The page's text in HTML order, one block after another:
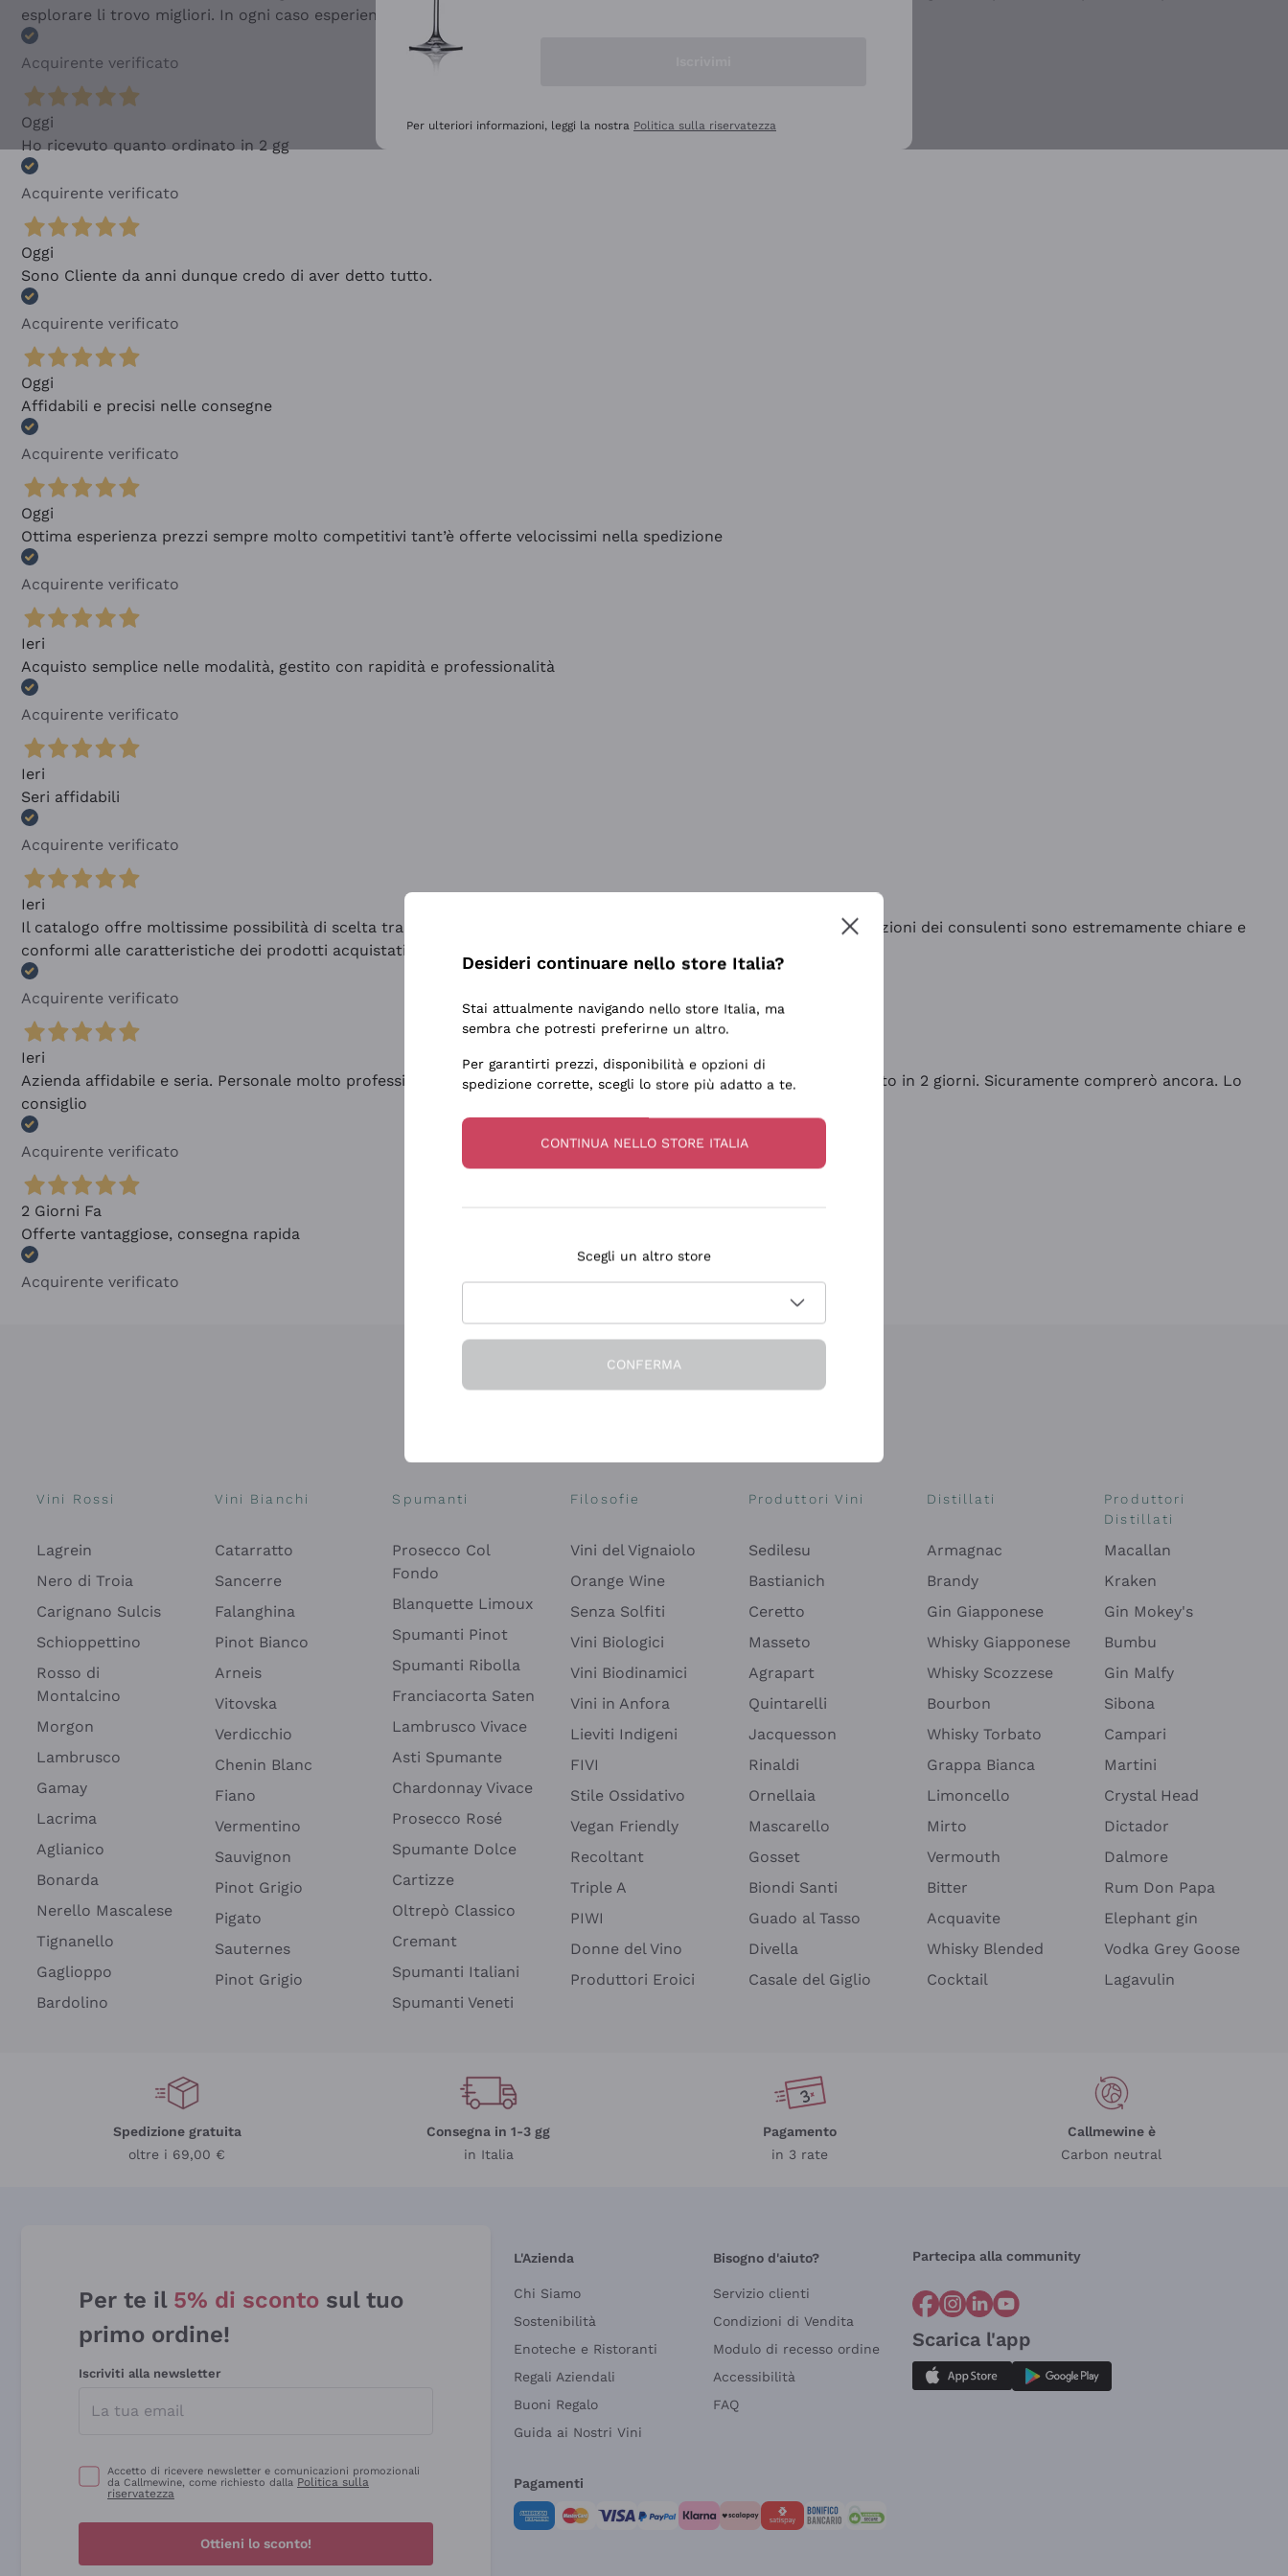
esplorare li trovo migliori. In ogni caso esperienza buona e lo consiglio! 👍
Acquirente verificato
Oggi
Ho ricevuto quanto ordinato in 2 gg
Acquirente verificato
Oggi
Sono Cliente da anni dunque credo di aver detto tutto.
Acquirente verificato
Oggi
Affidabili e precisi nelle consegne
Acquirente verificato
Oggi
Ottima esperienza prezzi sempre molto competitivi tant’è offerte velocissimi nella spedizione
Acquirente verificato
Ieri
Acquisto semplice nelle modalità, gestito con rapidità e professionalità
Acquirente verificato
Ieri
Seri affidabili
Acquirente verificato
Ieri
Il catalogo offre moltissime possibilità di scelta tra tanti prodotti diversi e con un ampio range di prezzo. Le indicazioni dei consulenti sono estremamente chiare e
conformi alle caratteristiche dei prodotti acquistati
Acquirente verificato
Ieri
Azienda affidabile e seria. Personale molto professionale e preparato. Vini ben confezionati e protetti. Pacco arrivato in 2 giorni. Sicuramente comprerò ancora. Lo
consiglio
Acquirente verificato
2 Giorni Fa
Offerte vantaggiose, consegna rapida
Acquirente verificato
Vini Rossi
Lagrein
Nero di Troia
Carignano Sulcis
Schioppettino
Rosso di
Montalcino
Morgon
Lambrusco
Gamay
Lacrima
Aglianico
Bonarda
Nerello Mascalese
Tignanello
Gaglioppo
Bardolino
Vini Bianchi
Catarratto
Sancerre
Falanghina
Pinot Bianco
Arneis
Vitovska
Verdicchio
Chenin Blanc
Fiano
Vermentino
Sauvignon
Pinot Grigio
Pigato
Sauternes
Pinot Grigio
Spumanti
Prosecco Col
Fondo
Blanquette Limoux
Spumanti Pinot
Spumanti Ribolla
Franciacorta Saten
Lambrusco Vivace
Asti Spumante
Chardonnay Vivace
Prosecco Rosé
Spumante Dolce
Cartizze
Oltrepò Classico
Cremant
Spumanti Italiani
Spumanti Veneti
Filosofie
Vini del Vignaiolo
Orange Wine
Senza Solfiti
Vini Biologici
Vini Biodinamici
Vini in Anfora
Lieviti Indigeni
FIVI
Stile Ossidativo
Vegan Friendly
Recoltant
Triple A
PIWI
Donne del Vino
Produttori Eroici
Produttori Vini
Sedilesu
Bastianich
Ceretto
Masseto
Agrapart
Quintarelli
Jacquesson
Rinaldi
Ornellaia
Mascarello
Gosset
Biondi Santi
Guado al Tasso
Divella
Casale del Giglio
Distillati
Armagnac
Brandy
Gin Giapponese
Whisky Giapponese
Whisky Scozzese
Bourbon
Whisky Torbato
Grappa Bianca
Limoncello
Mirto
Vermouth
Bitter
Acquavite
Whisky Blended
Cocktail
Produttori
Distillati
Macallan
Kraken
Gin Mokey's
Bumbu
Gin Malfy
Sibona
Campari
Martini
Crystal Head
Dictador
Dalmore
Rum Don Papa
Elephant gin
Vodka Grey Goose
Lagavulin
Spedizione gratuita
oltre i 69,00 €
Consegna in 1-3 gg
in Italia
Pagamento
in 3 rate
Callmewine è
Carbon neutral
Per te il 5% di sconto sul tuo
primo ordine!
Iscriviti alla newsletter
Accetto di ricevere newsletter e comunicazioni promozionali
da Callmewine, come richiesto dalla Politica sulla
riservatezza
Ottieni lo sconto!
L'Azienda
Chi Siamo
Sostenibilità
Enoteche e Ristoranti
Regali Aziendali
Buoni Regalo
Guida ai Nostri Vini
Bisogno d'aiuto?
Servizio clienti
Condizioni di Vendita
Modulo di recesso ordine
Accessibilità
FAQ
Partecipa alla community
Scarica l'app
Pagamenti
Per ulteriori informazioni, leggi la nostra Politica sulla riservatezza
Desideri continuare nello store Italia?
Stai attualmente navigando nello store Italia, ma
sembra che potresti preferirne un altro.
Per garantirti prezzi, disponibilità e opzioni di
spedizione corrette, scegli lo store più adatto a te.
CONTINUA NELLO STORE ITALIA
Scegli un altro store
CONFERMA